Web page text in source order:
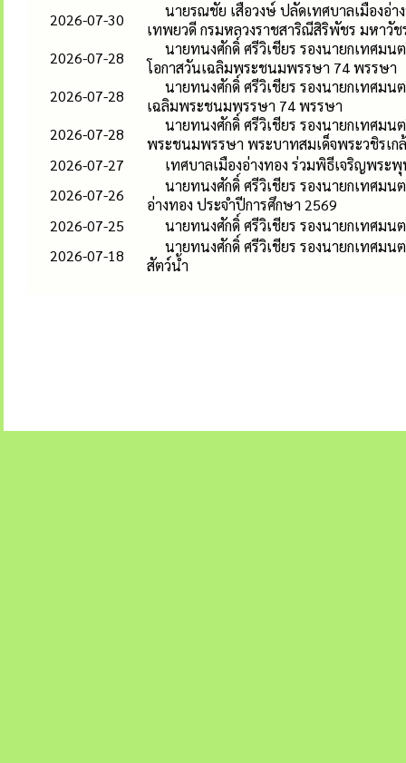
2026-07-30
นายรณชัย เสือวงษ์ ปลัดเทศบาลเมืองอ่
เทพยวดี กรมหลวงราชสาริณีสิริพัชร มหาวัช
2026-07-28
นายทนงศักดิ์ ศรีวิเชียร รองนายกเทศม
โอกาสวันเฉลิมพระชนมพรรษา 74 พรรษา
2026-07-28
นายทนงศักดิ์ ศรีวิเชียร รองนายกเทศมน
เฉลิมพระชนมพรรษา 74 พรรษา
2026-07-28
นายทนงศักดิ์ ศรีวิเชียร รองนายกเทศม
พระชนมพรรษา พระบาทสมเด็จพระวชิรเก
2026-07-27
เทศบาลเมืองอ่างทอง ร่วมพิธีเจริญพระ
2026-07-26
นายทนงศักดิ์ ศรีวิเชียร รองนายกเทศม
อ่างทอง ประจำปีการศึกษา 2569
2026-07-25
นายทนงศักดิ์ ศรีวิเชียร รองนายกเทศม
2026-07-18
นายทนงศักดิ์ ศรีวิเชียร รองนายกเทศม
สัตว์น้ำ